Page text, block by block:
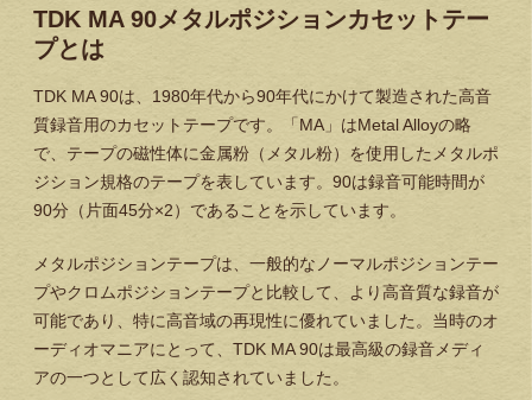
TDK MA 90メタルポジションカセットテー
プとは
TDK MA 90は、1980年代から90年代にかけて製造された高音
質録音用のカセットテープです。「MA」はMetal Alloyの略
で、テープの磁性体に金属粉（メタル粉）を使用したメタルポ
ジション規格のテープを表しています。90は録音可能時間が
90分（片面45分×2）であることを示しています。
メタルポジションテープは、一般的なノーマルポジションテー
プやクロムポジションテープと比較して、より高音質な録音が
可能であり、特に高音域の再現性に優れていました。当時のオ
ーディオマニアにとって、TDK MA 90は最高級の録音メディ
アの一つとして広く認知されていました。